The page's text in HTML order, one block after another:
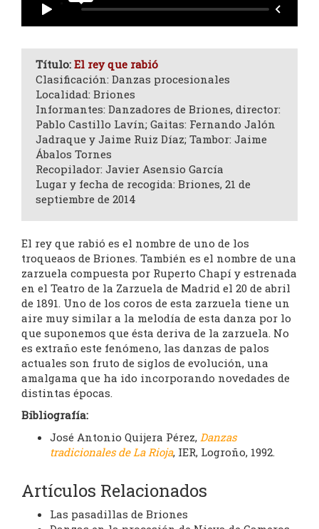
Título: El rey que rabió
Clasificación: Danzas procesionales
Localidad: Briones
Informantes: Danzadores de Briones, director:
Pablo Castillo Lavín; Gaitas: Fernando Jalón
Jadraque y Jaime Ruiz Díaz; Tambor: Jaime
Ábalos Tornes
Recopilador: Javier Asensio García
Lugar y fecha de recogida: Briones, 21 de
septiembre de 2014
El rey que rabió es el nombre de uno de los
troqueaos de Briones. También es el nombre de una
zarzuela compuesta por Ruperto Chapí y estrenada
en el Teatro de la Zarzuela de Madrid el 20 de abril
de 1891. Uno de los coros de esta zarzuela tiene un
aire muy similar a la melodía de esta danza por lo
que suponemos que ésta deriva de la zarzuela. No
es extraño este fenómeno, las danzas de palos
actuales son fruto de siglos de evolución, una
amalgama que ha ido incorporando novedades de
distintas épocas.
Bibliografía:
José Antonio Quijera Pérez, Danzas
tradicionales de La Rioja, IER, Logroño, 1992.
Artículos Relacionados
Las pasadillas de Briones